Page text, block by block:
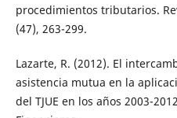
procedimientos tributarios.
(47), 263-299.
Lazarte, R. (2012). El
asistencia mutua en la
del TJUE en los años 2003-